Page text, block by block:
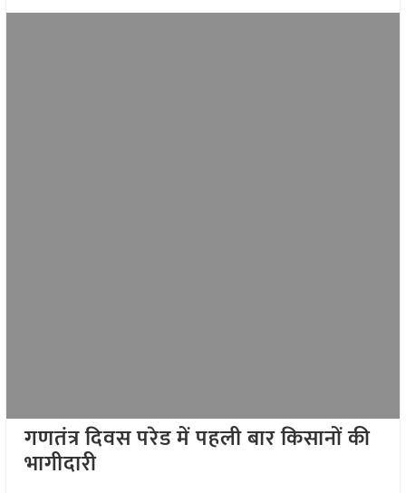
गणतंत्र दिवस परेड में पहली बार किसानों की
भागीदारी